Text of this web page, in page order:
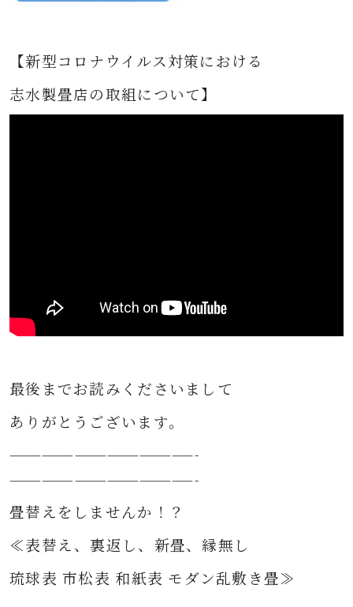
【新型コロナウイルス対策における
志水製畳店の取組について】
最後までお読みくださいまして
ありがとうございます。
—————————————————-
—————————————————-
畳替えをしませんか！？
≪表替え、裏返し、新畳、縁無し
琉球表 市松表 和紙表 モダン乱敷き畳≫